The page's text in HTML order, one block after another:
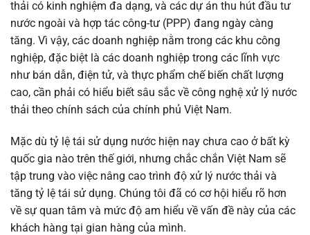
thải có kinh nghiệm đa dạng, và các dự án thu hút đầu tư
nước ngoài và hợp tác công-tư (PPP) đang ngày càng
tăng. Vì vậy, các doanh nghiệp nằm trong các khu công
nghiệp, đặc biệt là các doanh nghiệp trong các lĩnh vực
như bán dẫn, điện tử, và thực phẩm chế biến chất lượng
cao, cần phải có hiểu biết sâu sắc về công nghệ xử lý nước
thải theo chính sách của chính phủ Việt Nam.
Mặc dù tỷ lệ tái sử dụng nước hiện nay chưa cao ở bất kỳ
quốc gia nào trên thế giới, nhưng chắc chắn Việt Nam sẽ
tập trung vào việc nâng cao trình độ xử lý nước thải và
tăng tỷ lệ tái sử dụng. Chúng tôi đã có cơ hội hiểu rõ hơn
về sự quan tâm và mức độ am hiểu về vấn đề này của các
khách hàng tại gian hàng của mình.